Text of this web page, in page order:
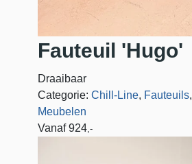
Fauteuil 'Hugo'
Draaibaar
Categorie: Chill-Line, Fauteuils,
Meubelen
Vanaf 924 ,-